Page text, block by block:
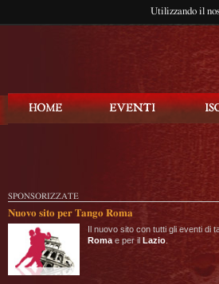
Utilizzando il
SPONSORIZZATE
Nuovo sito per Tango Roma
Il nuovo sito con tutti gli eventi di
Roma e per il Lazio